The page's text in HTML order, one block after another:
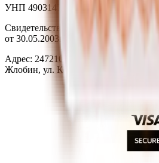
УНП 490314725
Свидетельство о государственной
от 30.05.2003г выдано Гомельским
Адрес: 247210, Республика Беларусь,
Жлобин, ул. Козлова 2-А